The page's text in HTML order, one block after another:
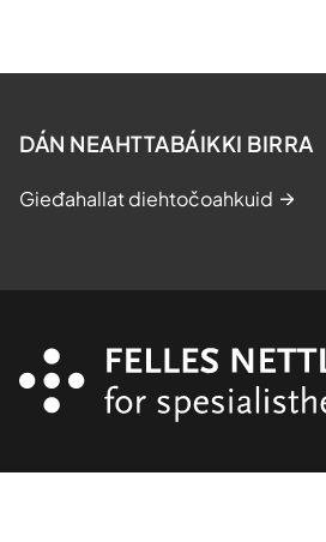
DÁN NEAHTTABÁIKKI BIRRA
Gieđahallat diehtočoahkuid